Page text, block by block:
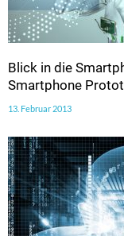
Blick in die
Smartphone
13. Februar 2013